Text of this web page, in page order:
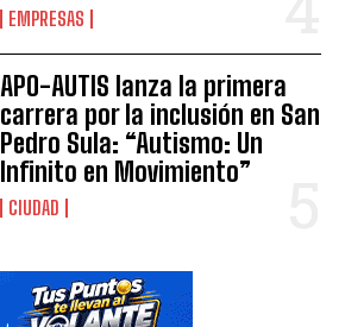
EMPRESAS
APO-AUTIS lanza la primera
carrera por la inclusión en San
Pedro Sula: “Autismo: Un
Infinito en Movimiento”
CIUDAD